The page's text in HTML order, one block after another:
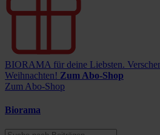
BIORAMA für deine Liebsten.
Weihnachten! Zum Abo-Shop
Zum Abo-Shop
Biorama